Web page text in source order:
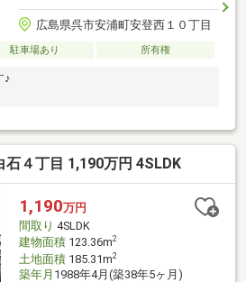
広島県呉市安浦町安登西１０丁目
駐車場あり 所有権
♪
石４丁目 1,190万円 4SLDK
1,190万円
間取り 4SLDK
建物面積123.36m2
土地面積185.31m2
築年月 1988年4月(築38年5ヶ月)